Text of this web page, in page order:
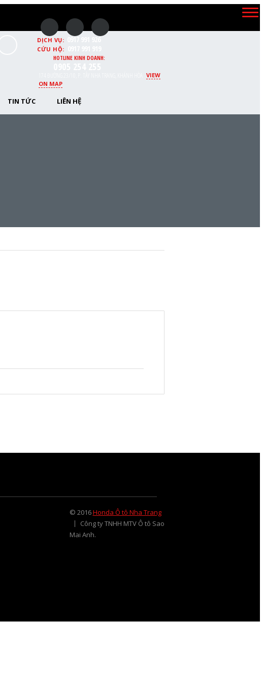
DỊCH VỤ: 0917 991 926
CỨU HỘ:
HOTLINE KINH DOANH:
VIEW
ON MAP
TIN TỨC LIÊN HỆ
© 2016Honda Ô tô Nha Trang
Công ty TNHH MTV Ô tô Sao
Mai Anh.